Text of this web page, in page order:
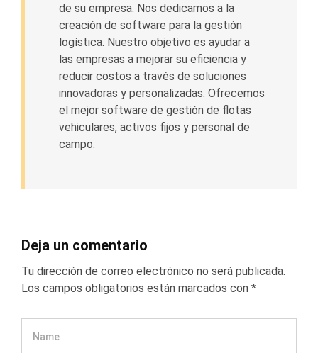
de su empresa. Nos dedicamos a la
creación de software para la gestión
logística. Nuestro objetivo es ayudar a
las empresas a mejorar su eficiencia y
reducir costos a través de soluciones
innovadoras y personalizadas. Ofrecemos
el mejor software de gestión de flotas
vehiculares, activos fijos y personal de
campo.
Deja un comentario
Tu dirección de correo electrónico no será publicada.
Los campos obligatorios están marcados con *